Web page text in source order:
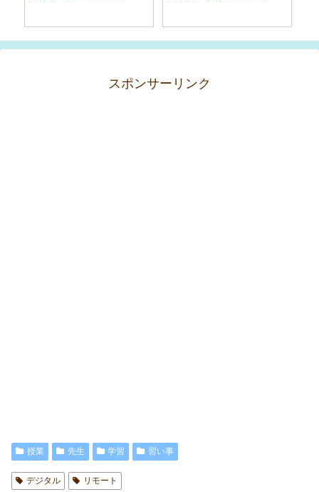
スポンサーリンク
授業 先生 学習 習い事
デジタル リモート